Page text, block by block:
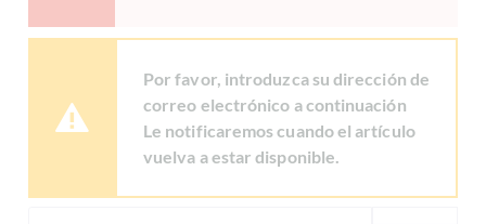
Por favor, introduzca su dirección de
correo electrónico a continuación
Le notificaremos cuando el artículo
vuelva a estar disponible.